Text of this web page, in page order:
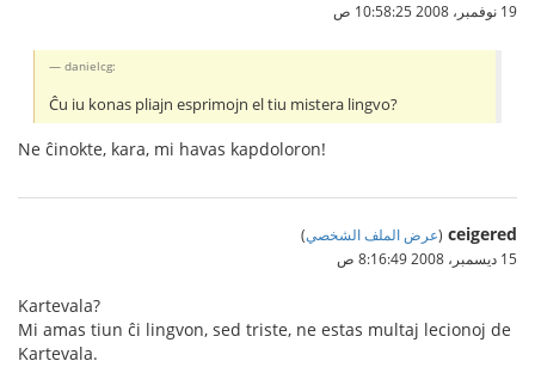
19 نوفمبر، 2008 10:58:25 ص
danielcg:
Ĉu iu konas pliajn esprimojn el tiu mistera lingvo?
Ne ĉinokte, kara, mi havas kapdoloron!
ceigered
(عرض الملف الشخصي)
15 ديسمبر، 2008 8:16:49 ص
Kartevala?
Mi amas tiun ĉi lingvon, sed triste, ne estas multaj lecionoj de
Kartevala.